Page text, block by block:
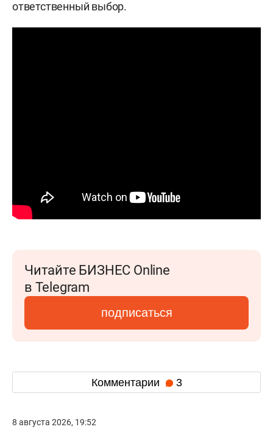
ответственный выбор.
Читайте БИЗНЕС Online
в Telegram
подписаться
Комментарии 3
8 августа 2026, 19:52